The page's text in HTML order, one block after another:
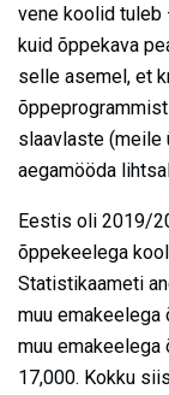
vene koolid
kuid õppekava
selle asemel, et
õppeprogrammist
slaavlaste (meile
aegamööda
Eestis oli 2019/
õppekeelega
Statistikaameti
muu
muu
17,000. Kokku